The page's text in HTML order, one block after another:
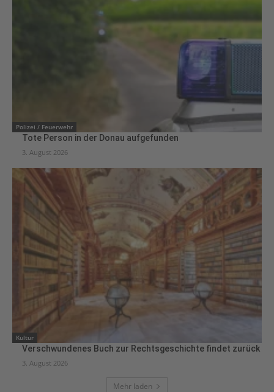
Polizei / Feuerwehr
Tote Person in der Donau aufgefunden
3. August 2026
Kultur
Verschwundenes Buch zur Rechtsgeschichte findet zurück
3. August 2026
Mehr laden